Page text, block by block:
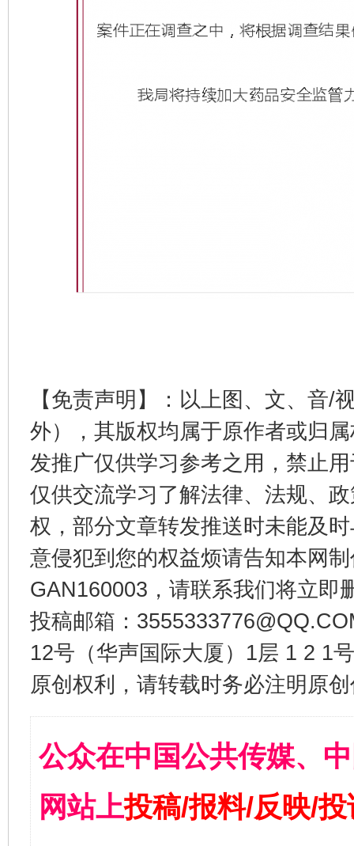
【免责声明】：以上图、文、音/
外），其版权均属于原作者或归
发推广仅供学习参考之用，禁止
仅供交流学习了解法律、法规、
权，部分文章转发推送时未能及
意侵犯到您的权益烦请告知本网
GAN160003，请联系我们将立即
投稿邮箱：
12号（华声国际大厦）1层 1 2 1
原创权利，请转载时务必注明原
公众在中国公共传媒、
网站上投稿/报料/反映/